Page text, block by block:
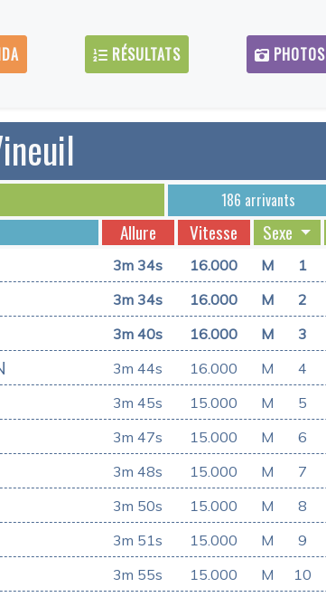
RÉSULTATS PHOTOS
186 arrivants
Allure Vitesse Sexe
3m 34s 16.000 M 1
3m 34s 16.000 M 2
3m 40s 16.000 M 3
3m 44s 16.000 M 4
3m 45s 15.000 M 5
3m 47s 15.000 M 6
3m 48s 15.000 M 7
3m 50s 15.000 M 8
3m 51s 15.000 M 9
3m 55s 15.000 M 10